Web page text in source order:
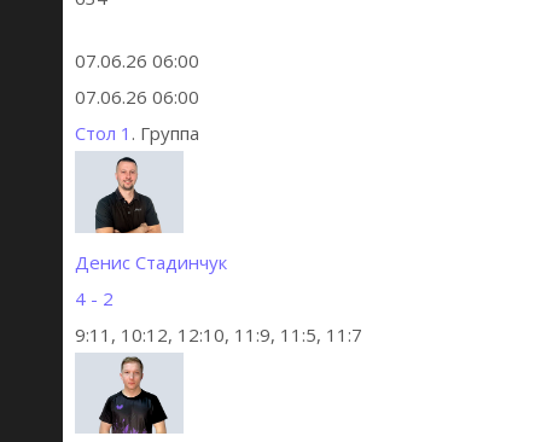
07.06.26 06:00
07.06.26 06:00
Стол 1 . Группа
Денис Стадинчук
4 - 2
9:11, 10:12, 12:10, 11:9, 11:5, 11:7